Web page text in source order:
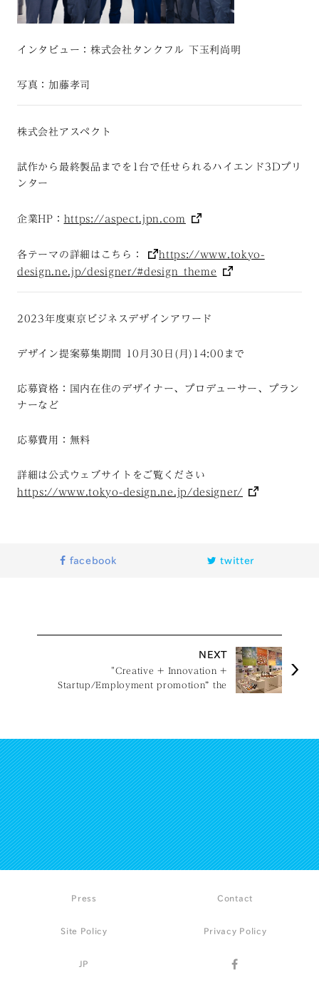
インタビュー：株式会社タンクフル 下玉利尚明
写真：加藤孝司
株式会社アスペクト
試作から最終製品までを1台で任せられるハイエンド3Dプリ
ンター
企業HP： https://aspect.jpn.com
各テーマの詳細はこちら：
https://www.tokyo-
design.ne.jp/designer/#design_theme
2023年度東京ビジネスデザインアワード
デザイン提案募集期間 10月30日(月)14:00まで
応募資格：国内在住のデザイナー、プロデューサー、プラン
ナーなど
応募費用：無料
詳細は公式ウェブサイトをご覧ください
https://www.tokyo-design.ne.jp/designer/
facebook twitter
NEXT
"Creative + Innovation +
Startup/Employment promotion” the
Press Contact
Site Policy Privacy Policy
JP